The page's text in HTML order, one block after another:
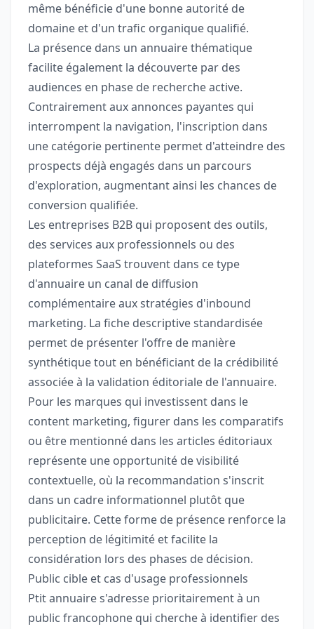
même bénéficie d'une bonne autorité de
domaine et d'un trafic organique qualifié.
La présence dans un annuaire thématique
facilite également la découverte par des
audiences en phase de recherche active.
Contrairement aux annonces payantes qui
interrompent la navigation, l'inscription dans
une catégorie pertinente permet d'atteindre des
prospects déjà engagés dans un parcours
d'exploration, augmentant ainsi les chances de
conversion qualifiée.
Les entreprises B2B qui proposent des outils,
des services aux professionnels ou des
plateformes SaaS trouvent dans ce type
d'annuaire un canal de diffusion
complémentaire aux stratégies d'inbound
marketing. La fiche descriptive standardisée
permet de présenter l'offre de manière
synthétique tout en bénéficiant de la crédibilité
associée à la validation éditoriale de l'annuaire.
Pour les marques qui investissent dans le
content marketing, figurer dans les comparatifs
ou être mentionné dans les articles éditoriaux
représente une opportunité de visibilité
contextuelle, où la recommandation s'inscrit
dans un cadre informationnel plutôt que
publicitaire. Cette forme de présence renforce la
perception de légitimité et facilite la
considération lors des phases de décision.
Public cible et cas d'usage professionnels
Ptit annuaire s'adresse prioritairement à un
public francophone qui cherche à identifier des